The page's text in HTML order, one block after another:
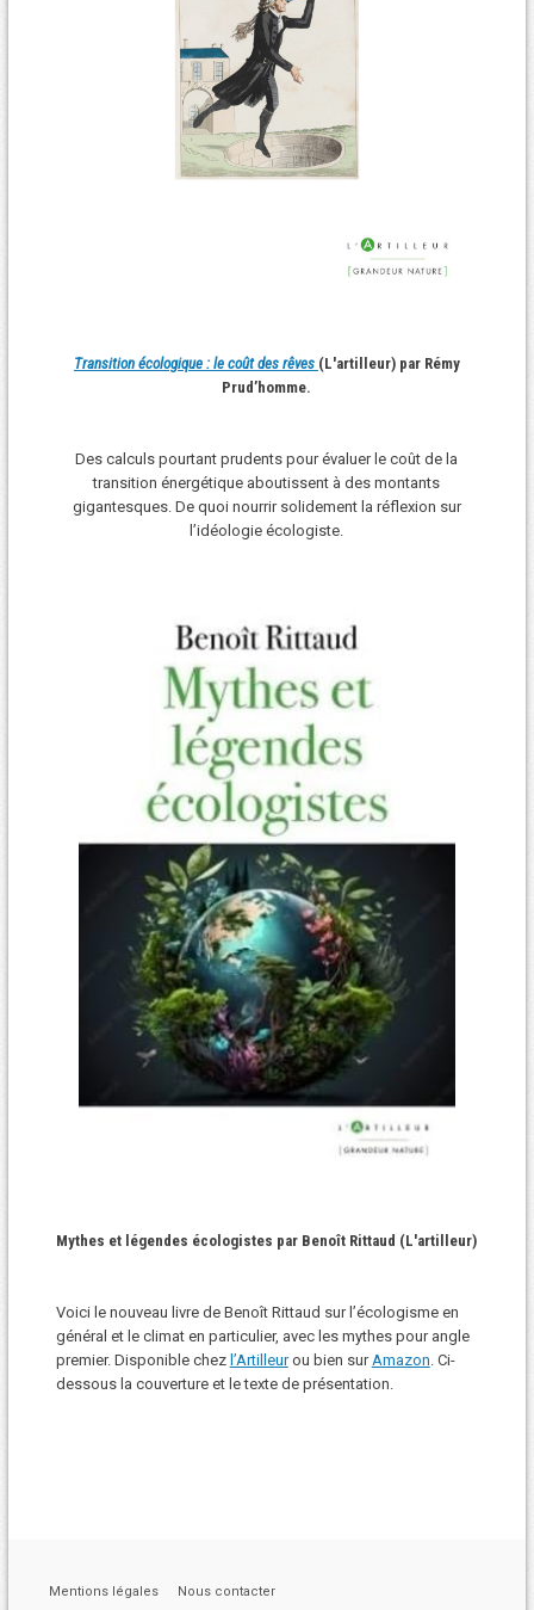
Transition écologique : le coût des rêves (L'artilleur) par Rémy
Prud’homme.
Des calculs pourtant prudents pour évaluer le coût de la
transition énergétique aboutissent à des montants
gigantesques. De quoi nourrir solidement la réflexion sur
l’idéologie écologiste.
Mythes et légendes écologistes par Benoît Rittaud (L'artilleur)
Voici le nouveau livre de Benoît Rittaud sur l’écologisme en
général et le climat en particulier, avec les mythes pour angle
premier. Disponible chez l’Artilleurou bien sur Amazon . Ci-
dessous la couverture et le texte de présentation.
Mentions légales Nous contacter